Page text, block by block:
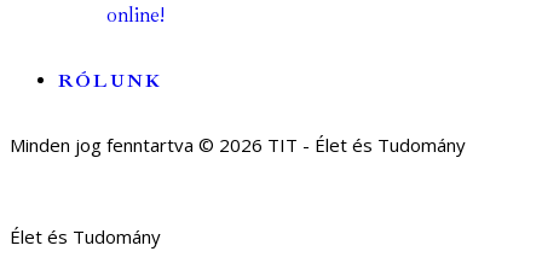
online!
RÓLUNK
Minden jog fenntartva © 2026 TIT - Élet és Tudomány
Élet és Tudomány